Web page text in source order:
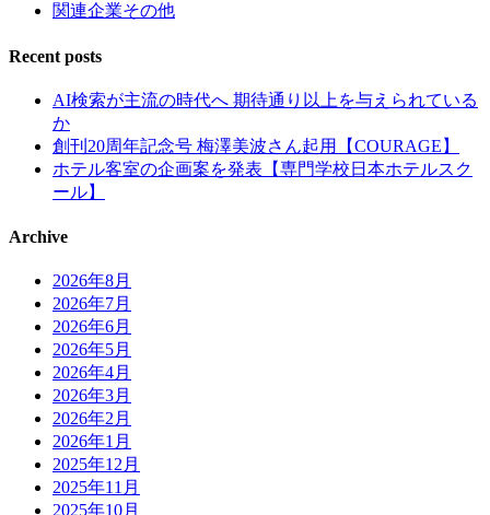
関連企業その他
Recent posts
AI検索が主流の時代へ 期待通り以上を与えられている
か
創刊20周年記念号 梅澤美波さん起用【COURAGE】
ホテル客室の企画案を発表【専門学校日本ホテルスク
ール】
Archive
2026年8月
2026年7月
2026年6月
2026年5月
2026年4月
2026年3月
2026年2月
2026年1月
2025年12月
2025年11月
2025年10月